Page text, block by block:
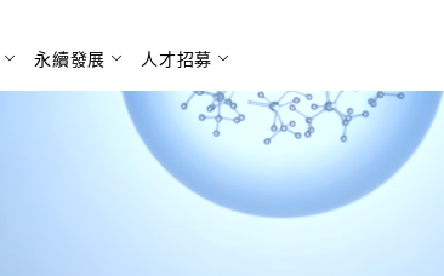
永續發展 人才招募
搜尋